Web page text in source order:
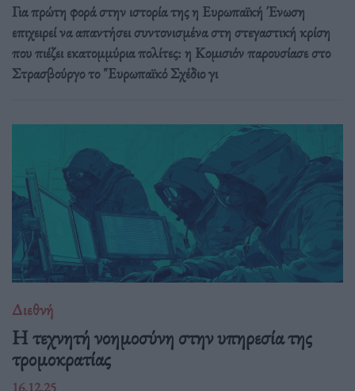
Για πρώτη φορά στην ιστορία της η Ευρωπαϊκή Ένωση
επιχειρεί να απαντήσει συντονισμένα στη στεγαστική κρίση
που πιέζει εκατομμύρια πολίτες: η Κομισιόν παρουσίασε στο
Στρασβούργο το "Ευρωπαϊκό Σχέδιο γι
Διεθνή
Η τεχνητή νοημοσύνη στην υπηρεσία της
τρομοκρατίας
16.12.25